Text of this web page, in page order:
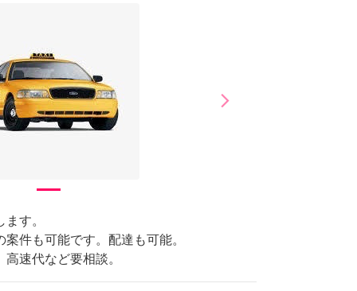
arrow_forward_iosNext
す。
件も可能です。配達も可能。
速代など要相談。